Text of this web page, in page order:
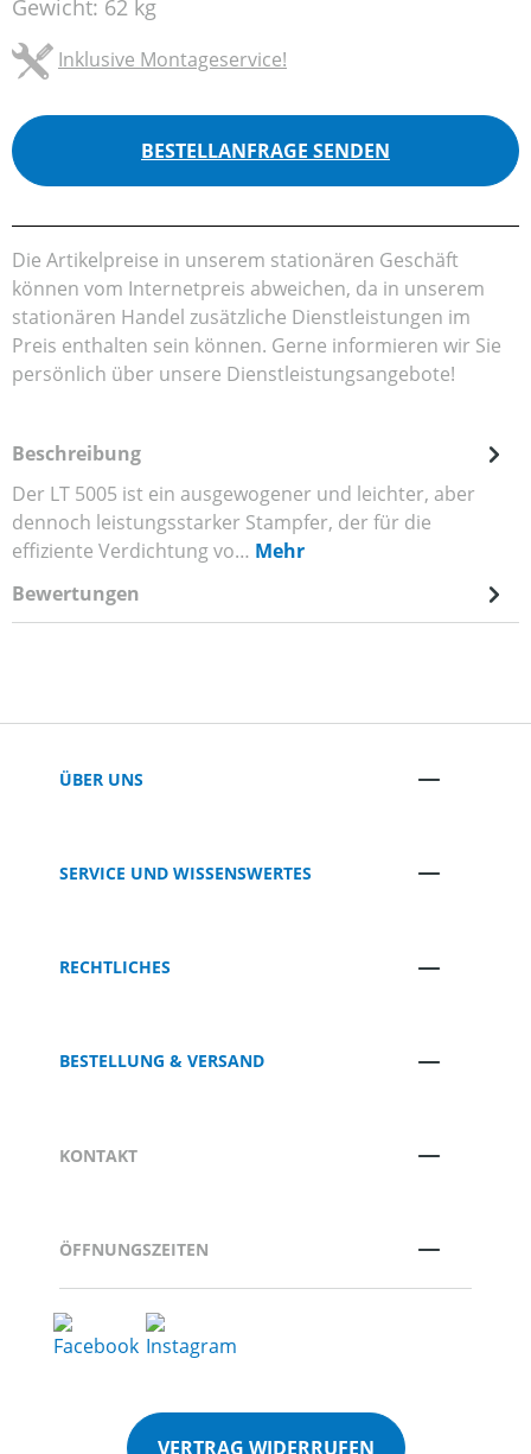
Gewicht: 62 kg
Inklusive Montageservice!
BESTELLANFRAGE SENDEN
Die Artikelpreise in unserem stationären Geschäft
können vom Internetpreis abweichen, da in unserem
stationären Handel zusätzliche Dienstleistungen im
Preis enthalten sein können. Gerne informieren wir Sie
persönlich über unsere Dienstleistungsangebote!
Beschreibung
Der LT 5005 ist ein ausgewogener und leichter, aber
dennoch leistungsstarker Stampfer, der für die
effiziente Verdichtung vo… Mehr
Bewertungen
ÜBER UNS
SERVICE UND WISSENSWERTES
RECHTLICHES
BESTELLUNG & VERSAND
KONTAKT
ÖFFNUNGSZEITEN
VERTRAG WIDERRUFEN